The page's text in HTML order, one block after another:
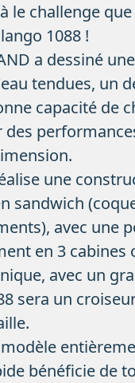
le challenge
1088 !
a dessiné
tendues, un
capacité de
une
sandwich
avec une
en 3 cabines
avec un
sera un
bénéficie de